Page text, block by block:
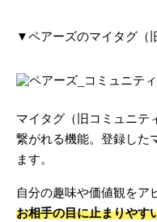
▼ペアーズのマイタグ（
マイタグ（旧コミュニテ
繋がれる機能。登録した
ます。
自分の趣味や価値観をア
お相手の目に止まりやす